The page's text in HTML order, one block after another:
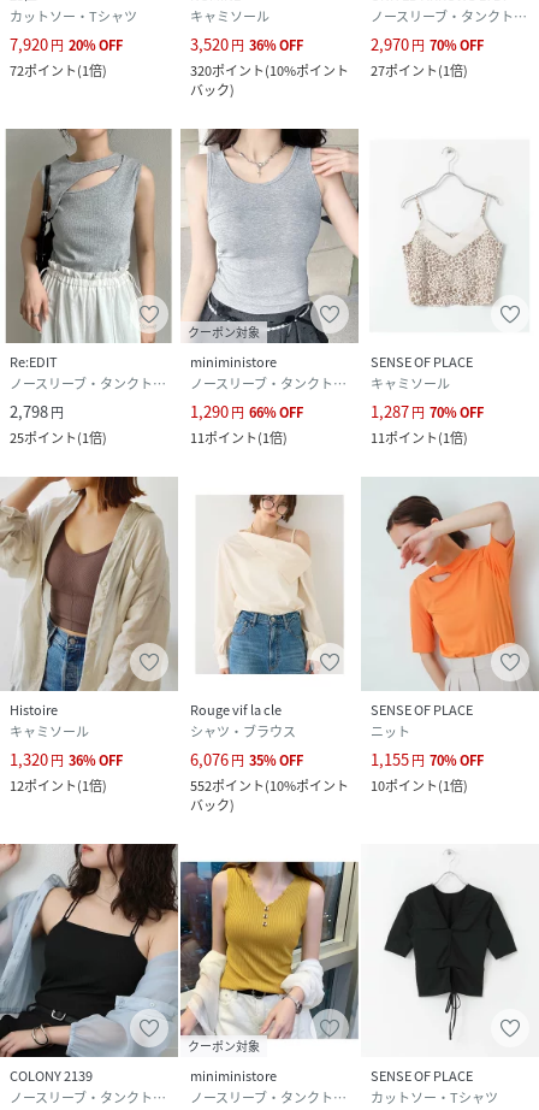
カットソー・Tシャツ
7,920円 20%OFF
72ポイント(1倍)
キャミソール
3,520円 36%OFF
320ポイント(10%ポイント
バック)
ノースリーブ・タンクトップ
2,970円 70%OFF
27ポイント(1倍)
Re:EDIT
ノースリーブ・タンクトップ
2,798円
25ポイント(1倍)
クーポン対象
miniministore
ノースリーブ・タンクトップ
1,290円 66%OFF
11ポイント(1倍)
SENSE OF PLACE
キャミソール
1,287円 70%OFF
11ポイント(1倍)
Histoire
キャミソール
1,320円 36%OFF
12ポイント(1倍)
Rouge vif la cle
シャツ・ブラウス
6,076円 35%OFF
552ポイント(10%ポイント
バック)
SENSE OF PLACE
ニット
1,155円 70%OFF
10ポイント(1倍)
COLONY 2139
ノースリーブ・タンクトップ
クーポン対象
miniministore
ノースリーブ・タンクトップ
SENSE OF PLACE
カットソー・Tシャツ